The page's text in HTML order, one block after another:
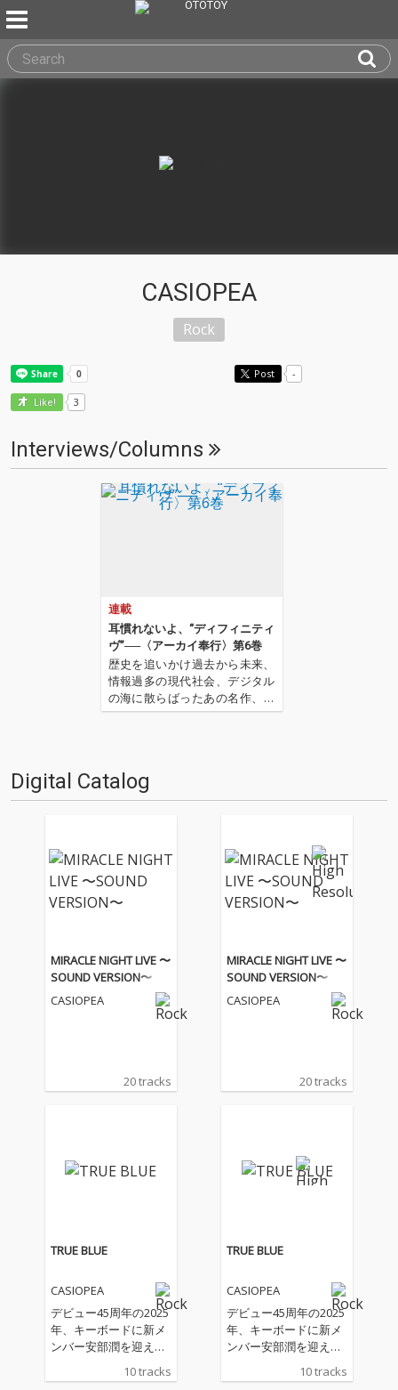
CASIOPEA
Rock
Post -
Like! 3
Interviews/Columns
連載
耳慣れないよ、“ディフィニティ
ヴ”──〈アーカイ奉行〉第6巻
歴史を追いかけ過去から未来、
情報過多の現代社会、デジタル
の海に散らばったあの名作、こ
の名作たちをひとつにまとめる
は…'''1.過去作の最新リマスター
音源 2.これまで未配信…
Digital Catalog
MIRACLE NIGHT LIVE 〜
SOUND VERSION〜
CASIOPEA
20 tracks
MIRACLE NIGHT LIVE 〜
SOUND VERSION〜
CASIOPEA
20 tracks
TRUE BLUE
CASIOPEA
デビュー45周年の2025
年、キーボードに新メ
ンバー安部潤を迎え、
更なる進化を遂げる!バ
ンド名をオリジナル表
10 tracks
TRUE BLUE
CASIOPEA
デビュー45周年の2025
年、キーボードに新メ
ンバー安部潤を迎え、
更なる進化を遂げる!バ
ンド名をオリジナル表
10 tracks